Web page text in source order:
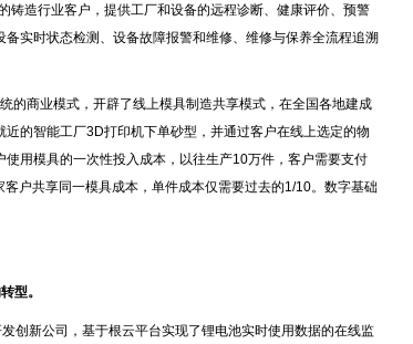
造行业客户，提供工厂和设备的远程诊断、健康评价、预警
实时状态检测、设备故障报警和维修、维修与保养全流程追溯
的商业模式，开辟了线上模具制造共享模式，在全国各地建成
的智能工厂3D打印机下单砂型，并通过客户在线上选定的物
用模具的一次性投入成本，以往生产10万件，客户需要支付
户共享同一模具成本，单件成本仅需要过去的1/10。数字基础
型。
创新公司，基于根云平台实现了锂电池实时使用数据的在线监